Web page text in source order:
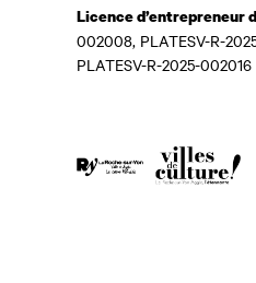
Licence d’entrepreneur
002008, PLATESV-R-
PLATESV-R-2025-002016